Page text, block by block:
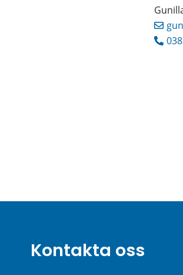
Kontakta oss